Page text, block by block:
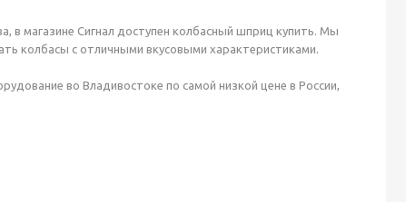
магазине Сигнал доступен колбасный шприц купить. Мы
колбасы с отличными вкусовыми характеристиками.
во Владивостоке по самой низкой цене в России,